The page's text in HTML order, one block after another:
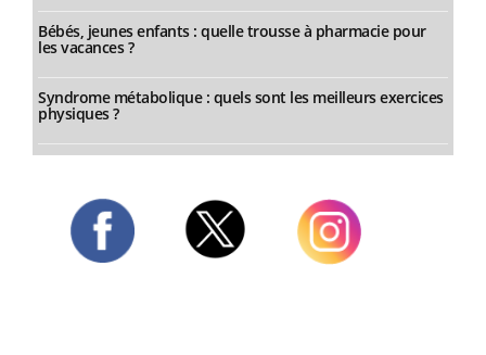
Bébés, jeunes enfants : quelle trousse à pharmacie pour
les vacances ?
Syndrome métabolique : quels sont les meilleurs exercices
physiques ?